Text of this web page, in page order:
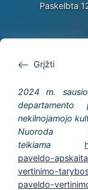
Paskelbta
Grįžti
2024 m.
nekilnojamojo
Nuoroda
teikiama
paveldo-
vertinimo-
paveldo-